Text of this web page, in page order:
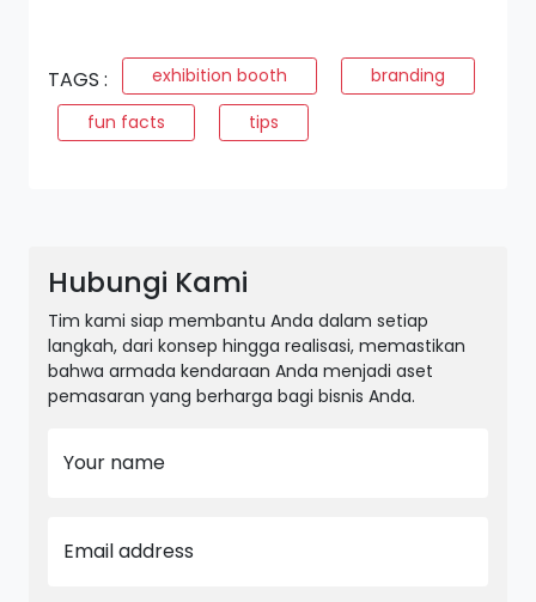
TAGS : exhibition booth
branding
fun facts
tips
Hubungi Kami
Tim kami siap membantu Anda dalam setiap
langkah, dari konsep hingga realisasi, memastikan
bahwa armada kendaraan Anda menjadi aset
pemasaran yang berharga bagi bisnis Anda.
Your name
Email address